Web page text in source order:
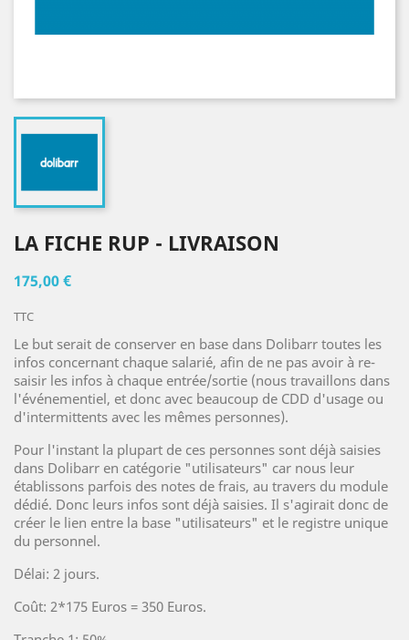
LA FICHE RUP - LIVRAISON
175,00 €
TTC
Le but serait de conserver en base dans Dolibarr toutes les
infos concernant chaque salarié, afin de ne pas avoir à re-
saisir les infos à chaque entrée/sortie (nous travaillons dans
l'événementiel, et donc avec beaucoup de CDD d'usage ou
d'intermittents avec les mêmes personnes).
Pour l'instant la plupart de ces personnes sont déjà saisies
dans Dolibarr en catégorie "utilisateurs" car nous leur
établissons parfois des notes de frais, au travers du module
dédié. Donc leurs infos sont déjà saisies. Il s'agirait donc de
créer le lien entre la base "utilisateurs" et le registre unique
du personnel.
Délai: 2 jours.
Coût: 2*175 Euros = 350 Euros.